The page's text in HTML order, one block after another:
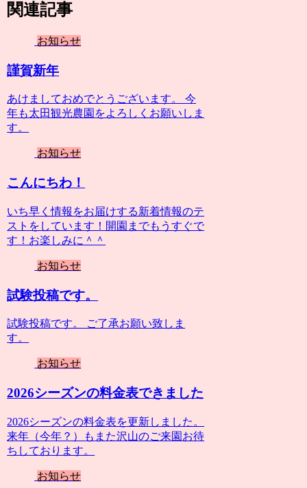
関連記事
お知らせ
謹賀新年
あけましておめでとうございます。 今
年も太田観光農園をよろしくお願いしま
す。
お知らせ
こんにちわ！
いち早く情報をお届けする新着情報のテ
ストをしています！開園までもうすぐで
す！お楽しみに＾＾
お知らせ
試験投稿です。
試験投稿です。 ご了承お願い致しま
す。
お知らせ
2026シーズンの料金表できました
2026シーズンの料金表を更新しました。
来年（今年？）もまた沢山のご来園お待
ちしております。
お知らせ